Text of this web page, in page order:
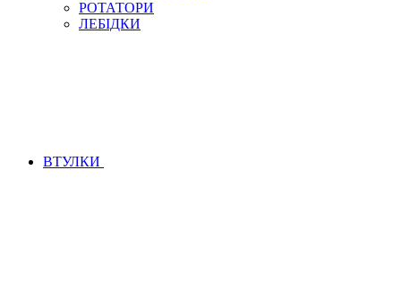
РОТАТОРИ
ЛЕБІДКИ
ВТУЛКИ